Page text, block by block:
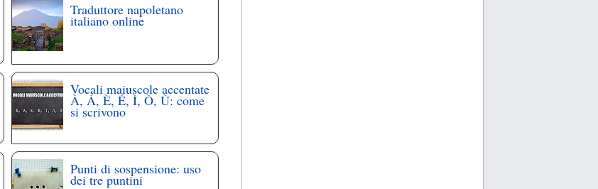
Traduttore napoletano
italiano online
Vocali maiuscole accentate
À, Á, È, É, Ì, Ò, Ù: come
si scrivono
Punti di sospensione: uso
dei tre puntini